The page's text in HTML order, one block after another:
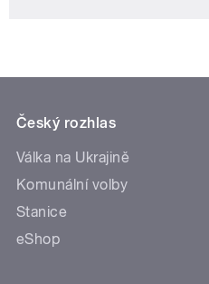
Český rozhlas
Válka na Ukrajině
Komunální volby
Stanice
eShop